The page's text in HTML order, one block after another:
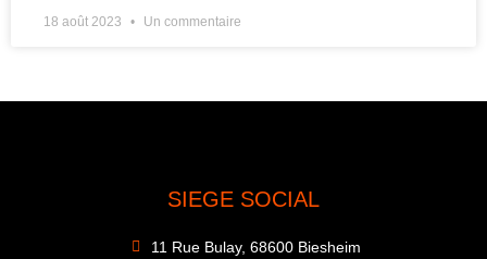
18 août 2023 Un commentaire
SIEGE SOCIAL
11 Rue Bulay, 68600 Biesheim